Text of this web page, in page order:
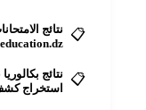
📋
📋
استخراج